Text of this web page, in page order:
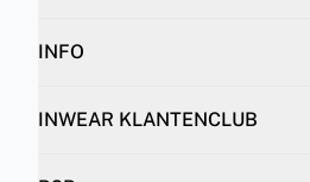
INFO
INWEAR KLANTENCLUB